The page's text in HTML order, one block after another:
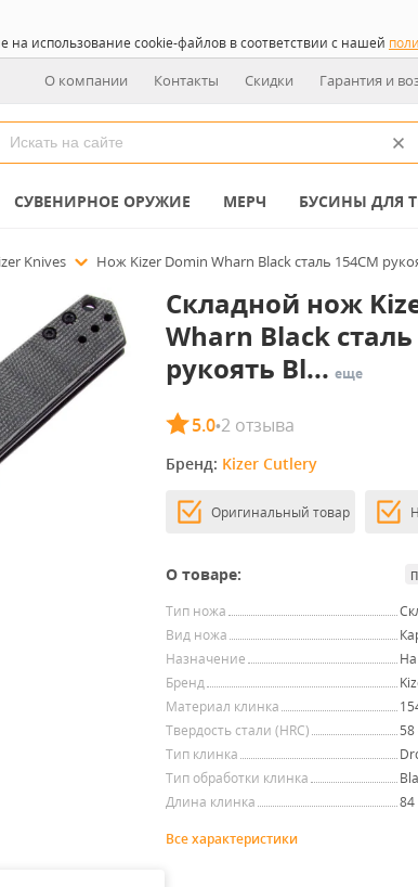
на использование cookie-файлов в соответствии с нашей
О компании Контакты Скидки Гарантия и
СУВЕНИРНОЕ ОРУЖИЕ МЕРЧ БУСИНЫ ДЛЯ
Knives Нож Kizer Domin Wharn Black сталь 154CM
Складной нож
Wharn Black сталь
рукоять Bl... еще
5.0•2 отзыва
Бренд: Kizer Cutlery
Оригинальный товар
О товаре:
Тип ножа
Вид ножа
Назначение
Бренд
Материал клинка
Твердость стали (HRC)
Тип клинка
Тип обработки клинка
Длина клинка
Все характеристики